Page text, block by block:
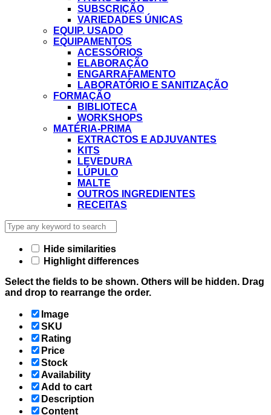
SUBSCRIÇÃO
VARIEDADES ÚNICAS
EQUIP. USADO
EQUIPAMENTOS
ACESSÓRIOS
ELABORAÇÃO
ENGARRAFAMENTO
LABORATÓRIO E SANITIZAÇÃO
FORMAÇÃO
BIBLIOTECA
WORKSHOPS
MATÉRIA-PRIMA
EXTRACTOS E ADJUVANTES
KITS
LEVEDURA
LÚPULO
MALTE
OUTROS INGREDIENTES
RECEITAS
Hide similarities
Highlight differences
Select the fields to be shown. Others will be hidden. Drag
and drop to rearrange the order.
Image
SKU
Rating
Price
Stock
Availability
Add to cart
Description
Content